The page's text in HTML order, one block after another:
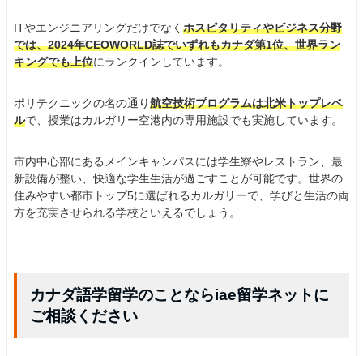
ITやエンジニアリングだけでなく ホスピタリティやビジネス分野
では、2024年CEOWORLD誌でいずれもカナダ第1位、世界ラン
キングでも上位にランクインしています。
ポリテクニックの名の通り 航空技術プログラムは北米トップレベ
ルで、授業はカルガリー空港内の専用施設でも実施しています。
市内中心部にあるメインキャンパスには学生寮やレストラン、最
新設備が整い、快適な学生生活が過ごすことが可能です。世界の
住みやすい都市トップ5に選ばれるカルガリーで、学びと生活の両
方を充実させられる学校といえるでしょう。
カナダ語学留学のことならiae留学ネットに
ご相談ください